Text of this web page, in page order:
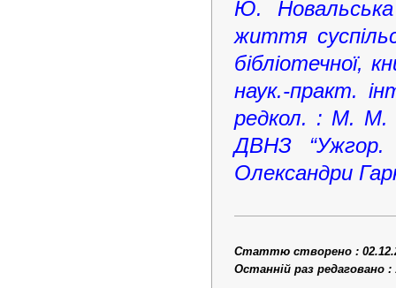
Ю.
життя
бібліотечної,
наук.-практ.
редкол. : М. М.
ДВНЗ
Олександри
Статтю створено :
Останній раз редаговано :